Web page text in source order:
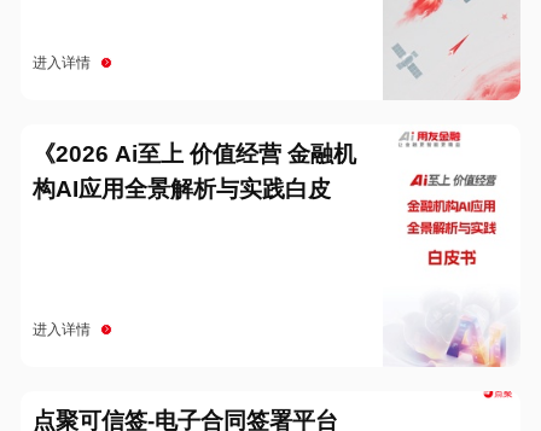
进入详情
《2026 Ai至上 价值经营 金融机
构AI应用全景解析与实践白皮
进入详情
点聚可信签-电子合同签署平台